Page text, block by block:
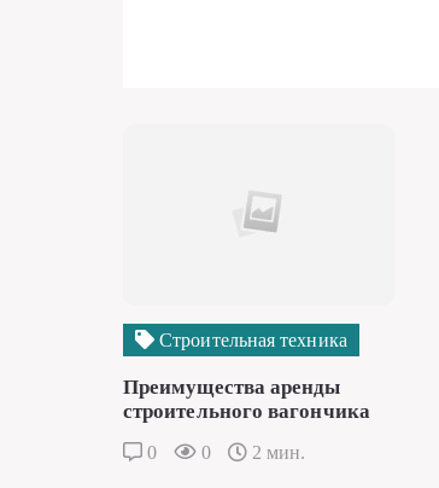
Строительная техника
Преимущества аренды
строительного вагончика
0 0 2 мин.